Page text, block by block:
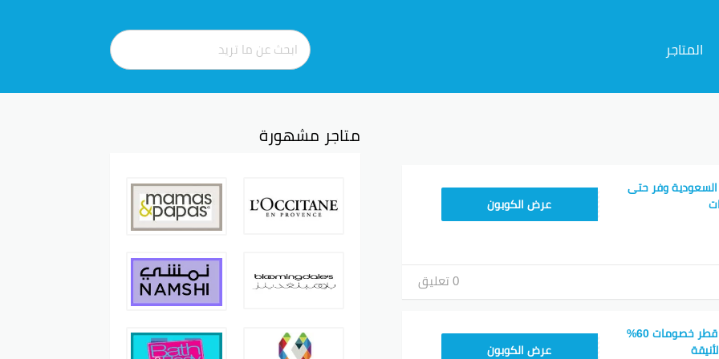
المتاجر
وفر حتى
CMISSU10
عرض الكوبون
0 تعليق
كود خصم هوم سنتر قطر خصومات 60%
CMISSU10
عرض الكوبون
متاجر مشهورة